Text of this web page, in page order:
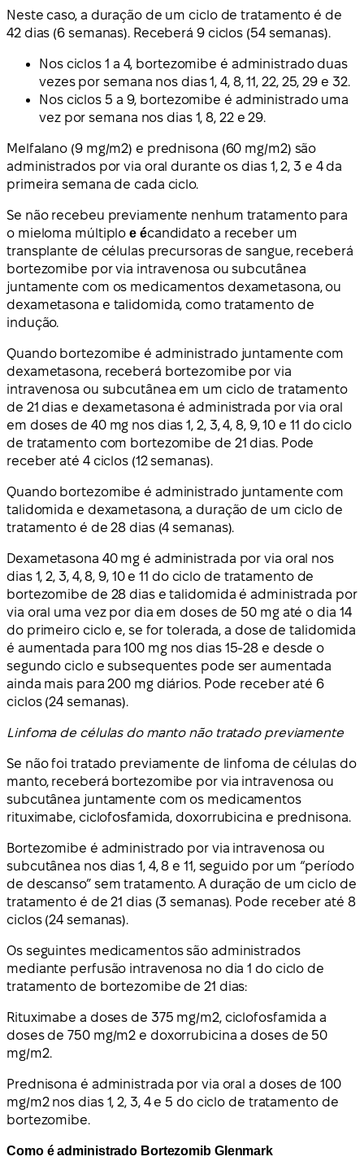
Neste caso, a duração de um ciclo de tratamento é de
42 dias (6 semanas). Receberá 9 ciclos (54 semanas).
Nos ciclos 1 a 4, bortezomibe é administrado duas
vezes por semana nos dias 1, 4, 8, 11, 22, 25, 29 e 32.
Nos ciclos 5 a 9, bortezomibe é administrado uma
vez por semana nos dias 1, 8, 22 e 29.
Melfalano (9 mg/m2) e prednisona (60 mg/m2) são
administrados por via oral durante os dias 1, 2, 3 e 4 da
primeira semana de cada ciclo.
Se não recebeu previamente nenhum tratamento para
o mieloma múltiploe écandidato a receber um
transplante de células precursoras de sangue, receberá
bortezomibe por via intravenosa ou subcutânea
juntamente com os medicamentos dexametasona, ou
dexametasona e talidomida, como tratamento de
indução.
Quando bortezomibe é administrado juntamente com
dexametasona, receberá bortezomibe por via
intravenosa ou subcutânea em um ciclo de tratamento
de 21 dias e dexametasona é administrada por via oral
em doses de 40 mg nos dias 1, 2, 3, 4, 8, 9, 10 e 11 do ciclo
de tratamento com bortezomibe de 21 dias. Pode
receber até 4 ciclos (12 semanas).
Quando bortezomibe é administrado juntamente com
talidomida e dexametasona, a duração de um ciclo de
tratamento é de 28 dias (4 semanas).
Dexametasona 40 mg é administrada por via oral nos
dias 1, 2, 3, 4, 8, 9, 10 e 11 do ciclo de tratamento de
bortezomibe de 28 dias e talidomida é administrada por
via oral uma vez por dia em doses de 50 mg até o dia 14
do primeiro ciclo e, se for tolerada, a dose de talidomida
é aumentada para 100 mg nos dias 15-28 e desde o
segundo ciclo e subsequentes pode ser aumentada
ainda mais para 200 mg diários. Pode receber até 6
ciclos (24 semanas).
Linfoma de células do manto não tratado previamente
Se não foi tratado previamente de linfoma de células do
manto, receberá bortezomibe por via intravenosa ou
subcutânea juntamente com os medicamentos
rituximabe, ciclofosfamida, doxorrubicina e prednisona.
Bortezomibe é administrado por via intravenosa ou
subcutânea nos dias 1, 4, 8 e 11, seguido por um “período
de descanso” sem tratamento. A duração de um ciclo de
tratamento é de 21 dias (3 semanas). Pode receber até 8
ciclos (24 semanas).
Os seguintes medicamentos são administrados
mediante perfusão intravenosa no dia 1 do ciclo de
tratamento de bortezomibe de 21 dias:
Rituximabe a doses de 375 mg/m2, ciclofosfamida a
doses de 750 mg/m2 e doxorrubicina a doses de 50
mg/m2.
Prednisona é administrada por via oral a doses de 100
mg/m2 nos dias 1, 2, 3, 4 e 5 do ciclo de tratamento de
bortezomibe.
Como é administrado Bortezomib Glenmark